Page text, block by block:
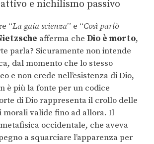
e nichilismo passivo
“La gaia scienza” e “Così parlò
afferma che Dio è morto,
parla? Sicuramente non intende
dal momento che lo stesso
e non crede nell’esistenza di Dio,
è più la fonte per un codice
di Dio rappresenta il crollo delle
morali valide fino ad allora. Il
occidentale, che aveva
a squarciare l’apparenza per